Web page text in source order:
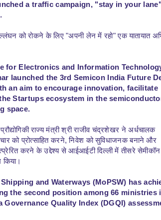
a traffic campaign, "stay in your
को रोकने के लिए "अपनी लेन में रहो" एक यातायात
for Electronics and Information
launched the 3rd Semicon India Future
an aim to encourage innovation, facilitate
Startups ecosystem in the
space.
राज्य मंत्री श्री राजीव चंद्रशेखर ने अर्धचालक
को प्रोत्साहित करने, निवेश को सुविधाजनक बनाने और
करने के उद्देश्य से आईआईटी दिल्ली में तीसरे सेमीकॉन
and Waterways (MoPSW) has
the second position among 66 ministries
Quality Index (DGQI)